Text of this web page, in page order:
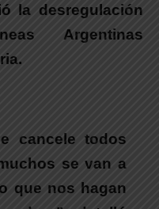
la desregulación
Argentinas
cancele todos
se van a
que nos hagan